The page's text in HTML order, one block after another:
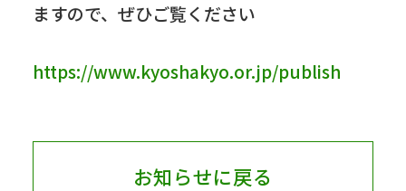
ますので、ぜひご覧ください
https://www.kyoshakyo.or.jp/publish
お知らせに戻る